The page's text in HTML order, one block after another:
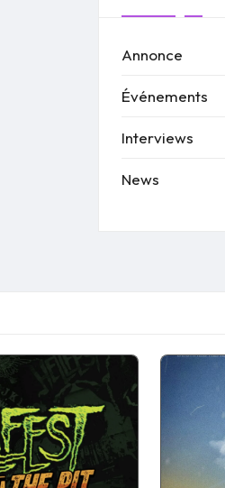
Annonce
Événements
Interviews
News